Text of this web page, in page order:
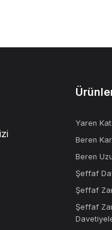
Yaren
Beren
Beren
Şeffaf
Şeffaf
Şeffaf